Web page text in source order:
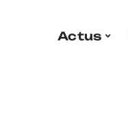
Actus